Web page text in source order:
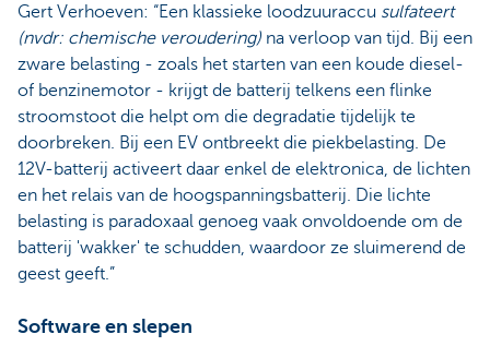
Gert Verhoeven: “Een klassieke loodzuuraccu sulfateert
(nvdr: chemische veroudering) na verloop van tijd. Bij een
zware belasting - zoals het starten van een koude diesel-
of benzinemotor - krijgt de batterij telkens een flinke
stroomstoot die helpt om die degradatie tijdelijk te
doorbreken. Bij een EV ontbreekt die piekbelasting. De
12V-batterij activeert daar enkel de elektronica, de lichten
en het relais van de hoogspanningsbatterij. Die lichte
belasting is paradoxaal genoeg vaak onvoldoende om de
batterij 'wakker' te schudden, waardoor ze sluimerend de
geest geeft.”
Software en slepen